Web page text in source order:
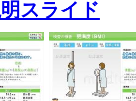
スライド